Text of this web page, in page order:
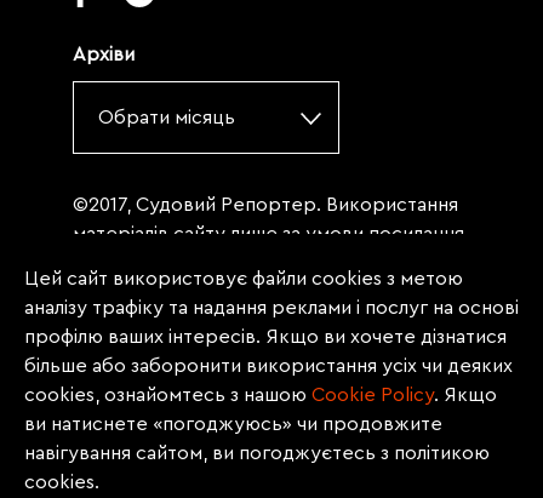
Архіви
Обрати місяць
©2017, Судовий Репортер. Використання
матеріалів сайту лише за умови посилання
«Судовий репортер» не нижче третього
абзацу. Матеріали, щодо яких міститься
заборона на повну републікацію
(передрук, копіювання, відтворення або
інше використання), заборонено
передруковувати без згоди редакції.
Матеріали з позначкою PROMOTED, ЗА
Цей сайт використовує файли cookies з метою
аналізу трафіку та надання реклами і послуг на основі
профілю ваших інтересів. Якщо ви хочете дізнатися
більше або заборонити використання усіх чи деяких
cookies, ознайомтесь з нашою Сookie Policy. Якщо
ви натиснете «погоджуюсь» чи продовжите
навігування сайтом, ви погоджуєтесь з політикою
cookies.